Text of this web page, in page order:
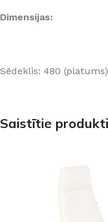
Dimensijas:
Sēdeklis: 480
Saistītie